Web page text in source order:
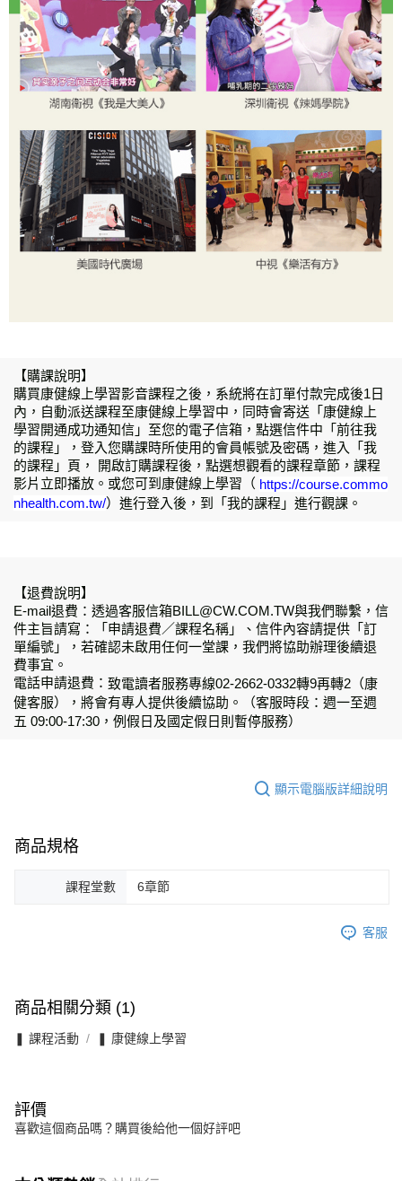
【購課說明】
購買康健線上學習影音課程之後，系統將在訂單付款完成後1日
內，自動派送課程至康健線上學習中，同時會寄送「康健線上
學習開通成功通知信」至您的電子信箱，點選信件中「前往我
的課程」，登入您購課時所使用的會員帳號及密碼，進入「我
的課程」頁， 開啟訂購課程後，點選想觀看的課程章節，課程
影片立即播放。或您可到康健線上學習（ https://course.commo
nhealth.com.tw/）進行登入後，到「我的課程」進行觀課。
【退費說明】
E-mail退費：透過客服信箱BILL@CW.COM.TW與我們聯繫，信
件主旨請寫：「申請退費／課程名稱」、信件內容請提供「訂
單編號」，若確認未啟用任何一堂課，我們將協助辦理後續退
費事宜。
電話申請退費： 致電讀者服務專線02-2662-0332轉9再轉2（康
健客服），將會有專人提供後續協助。（客服時段：週一至週
五 09:00-17:30，例假日及國定假日則暫停服務）
顯示電腦版詳細說明
商品規格
課程堂數 6章節
客服
商品相關分類 (1)
❚ 課程活動 ❚ 康健線上學習
評價
喜歡這個商品嗎？購買後給他一個好評吧